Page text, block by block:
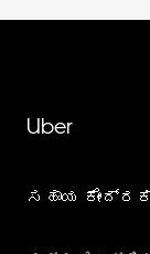
Uber
ಸಹಾಯ